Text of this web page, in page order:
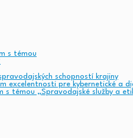
s témou
schopností krajiny
excelentnosti pre kybernetické a
s témou „Spravodajské služby a